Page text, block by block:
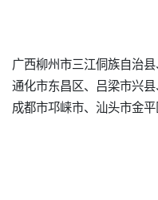
广西柳州市三江侗族自治
通化市东昌区、吕梁市兴县
成都市邛崃市、汕头市金